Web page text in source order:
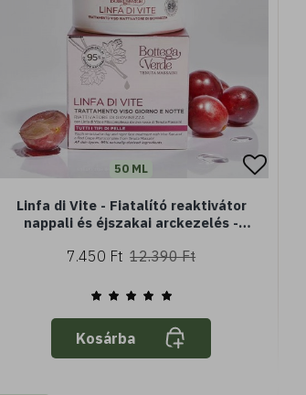
50 ML
Linfa di Vite - Fiatalító reaktivátor
nappali és éjszakai arckezelés -
fitokomplexszel - minden bőrtípusra
7.450 Ft 12.390 Ft
Kosárba